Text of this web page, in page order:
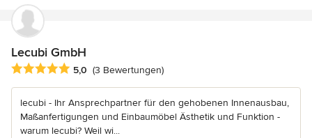
Lecubi GmbH
Durchschnittliche Bewertung: 5 von 5 Sternen
5,0 (3 Bewertungen)
lecubi - Ihr Ansprechpartner für den gehobenen Innenausbau,
Maßanfertigungen und Einbaumöbel Ästhetik und Funktion -
warum lecubi? Weil wi...